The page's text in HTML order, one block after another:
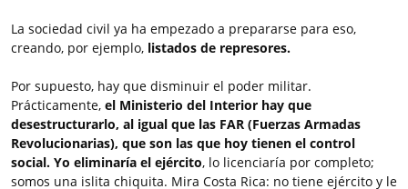
La sociedad civil ya ha empezado a prepararse para eso,
creando, por ejemplo, listados de represores.
Por supuesto, hay que disminuir el poder militar.
Prácticamente, el Ministerio del Interior hay que
desestructurarlo, al igual que las FAR (Fuerzas Armadas
Revolucionarias), que son las que hoy tienen el control
social. Yo eliminaría el ejército, lo licenciaría por completo;
somos una islita chiquita. Mira Costa Rica: no tiene ejército y le